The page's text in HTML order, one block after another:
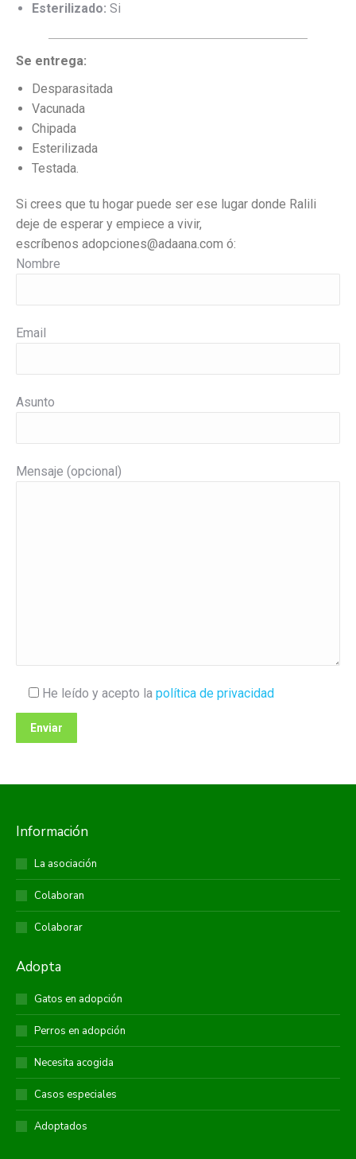
Esterilizado: Si
Se entrega:
Desparasitada
Vacunada
Chipada
Esterilizada
Testada.
Si crees que tu hogar puede ser ese lugar donde Ralili
deje de esperar y empiece a vivir,
escríbenos adopciones@adaana.com ó:
Nombre
Email
Asunto
Mensaje (opcional)
He leído y acepto la política de privacidad
Información
La asociación
Colaboran
Colaborar
Adopta
Gatos en adopción
Perros en adopción
Necesita acogida
Casos especiales
Adoptados